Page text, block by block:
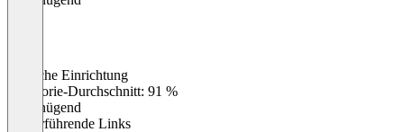
Einfache Einrichtung
Kategorie-Durchschnitt: 91 %
Ungenügend
Weiterführende Links